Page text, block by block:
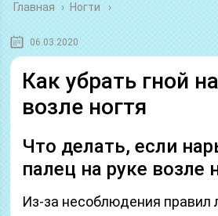
Главная › Ногти
06.03.2020
Как убрать гной
возле ногтя
Что делать, если
палец на руке возле
Из-за несоблюдения правил